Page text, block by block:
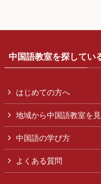
中国語教室を探してい
はじめての方へ
地域から中国語教室を
中国語の学び方
よくある質問